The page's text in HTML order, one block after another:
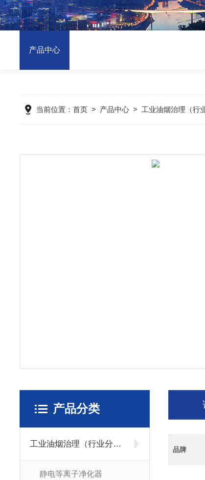
产品中心
当前位置：首页 > 产品中心 > 工业油烟治理（行
产品分类
工业油烟治理（行业分类）
静电等离子净化器
品牌